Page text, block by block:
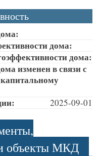
дома:
дома:
изменен в связи с
2025-09-01
объекты МКД